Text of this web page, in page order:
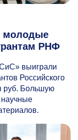
молодые
РНФ
выиграли
Российского
руб. Большую
научные